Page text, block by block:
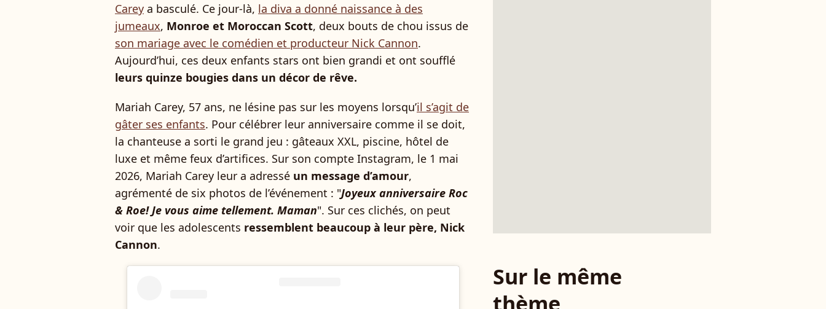
Carey a basculé. Ce jour-là, la diva a donné naissance à des
jumeaux, Monroe et Moroccan Scott, deux bouts de chou issus de
son mariage avec le comédien et producteur Nick Cannon.
Aujourd’hui, ces deux enfants stars ont bien grandi et ont soufflé
leurs quinze bougies dans un décor de rêve.
Mariah Carey, 57 ans, ne lésine pas sur les moyens lorsqu’il s’agit de
gâter ses enfants. Pour célébrer leur anniversaire comme il se doit,
la chanteuse a sorti le grand jeu : gâteaux XXL, piscine, hôtel de
luxe et même feux d’artifices. Sur son compte Instagram, le 1 mai
2026, Mariah Carey leur a adressé un message d’amour,
agrémenté de six photos de l’événement : "Joyeux anniversaire Roc
& Roe! Je vous aime tellement. Maman". Sur ces clichés, on peut
voir que les adolescents ressemblent beaucoup à leur père, Nick
Cannon.
Sur le même